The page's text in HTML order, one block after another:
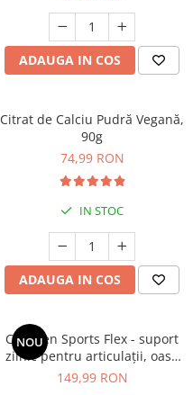
ADAUGA IN COS
Citrat de Calciu Pudră Vegană,
90g
74,99 RON
IN STOC
ADAUGA IN COS
NOU
Collagen Sports Flex - suport
zilnic pentru articulații, oase
și mușchi, în mișcare și sport,
149,99 RON